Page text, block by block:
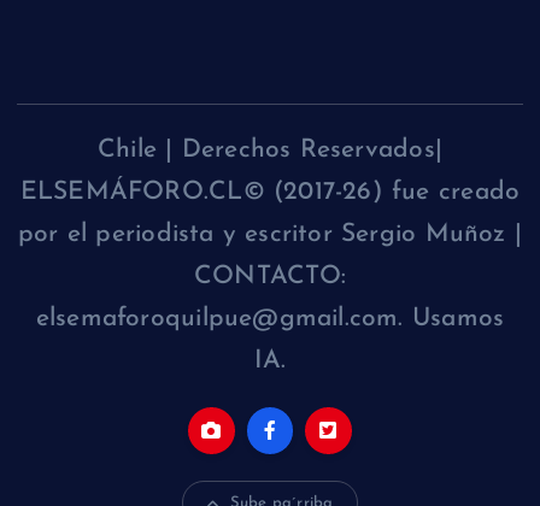
Chile | Derechos Reservados|
ELSEMÁFORO.CL© (2017-26) fue creado
por el periodista y escritor Sergio Muñoz |
CONTACTO:
elsemaforoquilpue@gmail.com. Usamos
IA.